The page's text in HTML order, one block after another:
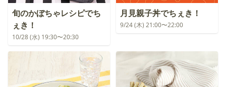
旬のかぼちゃレシピでち
ぇき！
10/28 (水) 19:30〜20:30
月見親子丼でちぇき！
9/24 (木) 21:00〜22:00